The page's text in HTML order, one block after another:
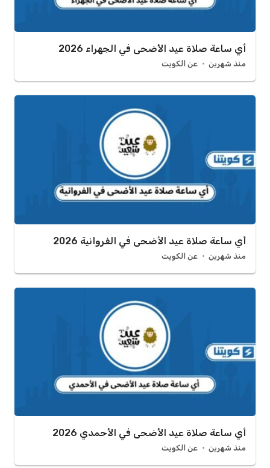
أي ساعة صلاة عيد الأضحى في الجهراء 2026
منذ شهرين عن الكويت
أي ساعة صلاة عيد الأضحى في الفروانية 2026
منذ شهرين عن الكويت
أي ساعة صلاة عيد الأضحى في الأحمدي 2026
منذ شهرين عن الكويت